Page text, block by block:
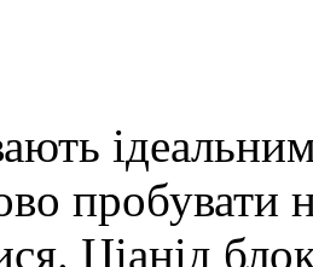
пробувати
Ціанід